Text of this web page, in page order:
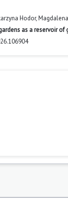
Hodor,
as a reservoir of